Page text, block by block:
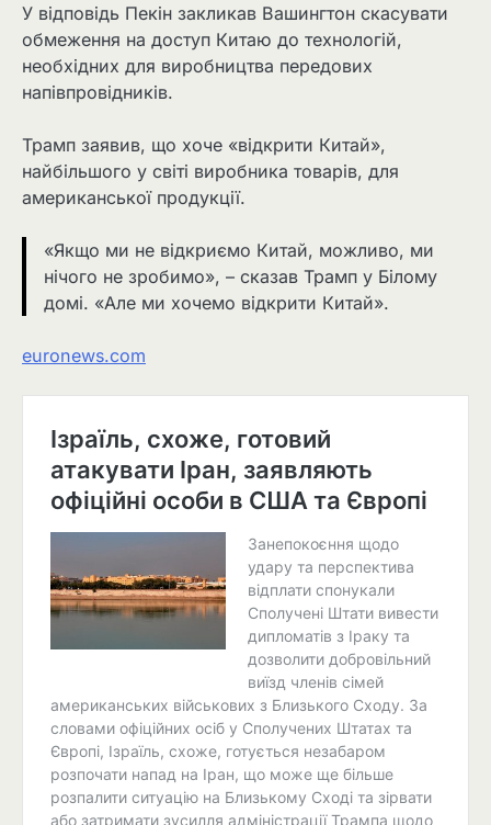
У відповідь Пекін закликав Вашингтон скасувати
обмеження на доступ Китаю до технологій,
необхідних для виробництва передових
напівпровідників.
Трамп заявив, що хоче «відкрити Китай»,
найбільшого у світі виробника товарів, для
американської продукції.
«Якщо ми не відкриємо Китай, можливо, ми
нічого не зробимо», – сказав Трамп у Білому
домі. «Але ми хочемо відкрити Китай».
euronews.com